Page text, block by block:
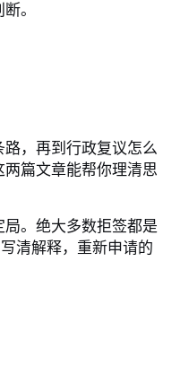
。
，再到行政复议怎么
两篇文章能帮你理清思
。绝大多数拒签都是
清解释，重新申请的